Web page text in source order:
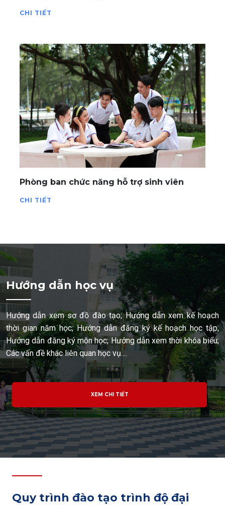
CHI TIẾT
Phòng ban chức năng hỗ trợ sinh viên
CHI TIẾT
Hướng dẫn học vụ
Hướng dẫn xem sơ đồ đào tạo; Hướng dẫn xem kế hoạch
thời gian năm học; Hướng dẫn đăng ký kế hoạch học tập;
Hướng dẫn đăng ký môn học; Hướng dẫn xem thời khóa biểu;
Các vấn đề khác liên quan học vụ....
XEM CHI TIẾT
Quy trình đào tạo trình độ đại